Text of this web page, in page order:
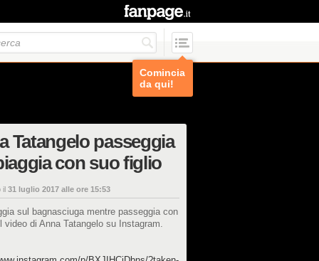
Comincia
da qui!
Tatangelo passeggia
con suo figlio
il 31 luglio 2017 alle ore 15:53
sul bagnasciuga mentre passeggia con
video di Anna Tatangelo su Instagram.